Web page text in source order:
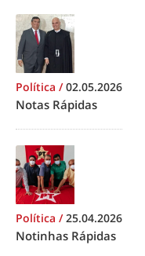
Política /02.05.2026
Notas Rápidas
Política /25.04.2026
Notinhas Rápidas